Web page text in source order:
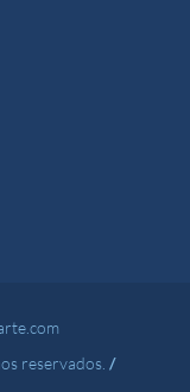
reservados. /